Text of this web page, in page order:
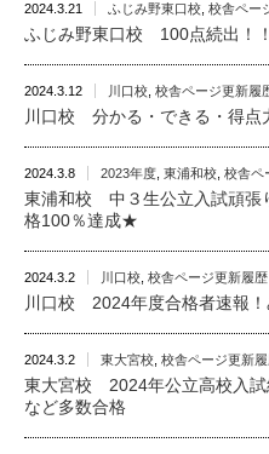
2024.3.21 ふじみ野東口校 校舎ペー
ふじみ野東口校 100点続出！
2024.3.12 川口校 校舎ページ更新履
川口校 分かる・できる・得点
2024.3.8 2023年度 東浦和校 校舎ペ
東浦和校 中３生公立入試頑
格100％達成★
2024.3.2 川口校 校舎ページ更新履歴
川口校 2024年度合格者速報！
2024.3.2 東大宮校 校舎ページ更新
東大宮校 2024年公立高校入
など多数合格